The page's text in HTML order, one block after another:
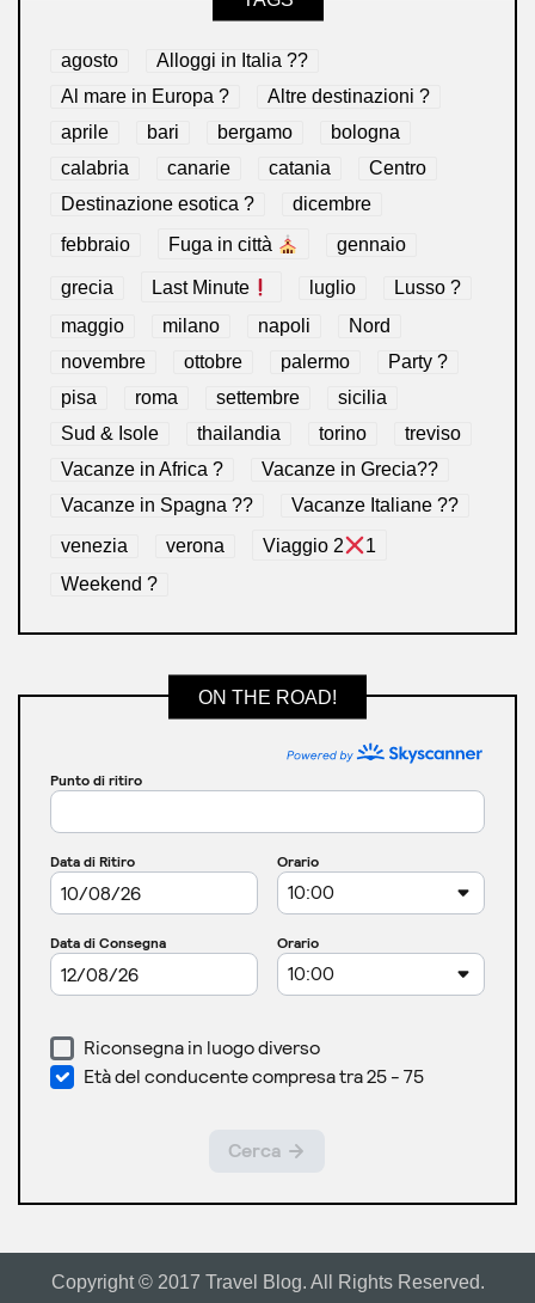
agosto
Alloggi in Italia ??
Al mare in Europa ?️
Altre destinazioni ?
aprile
bari bergamo
bologna
calabria
canarie catania
Centro
Destinazione esotica ?
dicembre
febbraio Fuga in città gennaio
grecia Last Minute luglio
Lusso ?
maggio
milano napoli
Nord
novembre
ottobre palermo
Party ?
pisa
roma settembre
sicilia
Sud & Isole
thailandia torino
treviso
Vacanze in Africa ?
Vacanze in Grecia??
Vacanze in Spagna ??
Vacanze Italiane ??
venezia verona Viaggio 2
1
Weekend ?
ON THE ROAD!
Copyright © 2017 Travel Blog. All Rights Reserved.